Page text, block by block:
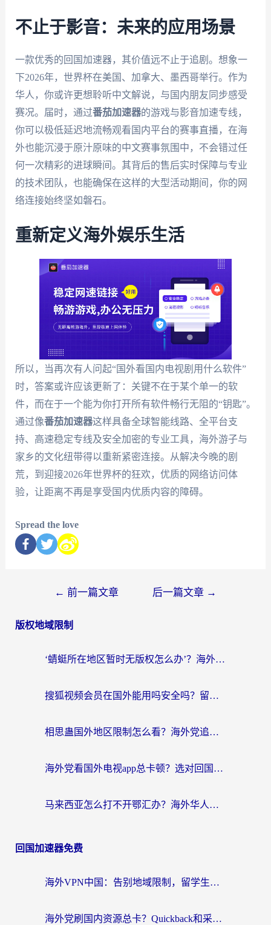
不止于影音：未来的应用场景
一款优秀的回国加速器，其价值远不止于追剧。想象一
下2026年，世界杯在美国、加拿大、墨西哥举行。作为
华人，你或许更想聆听中文解说，与国内朋友同步感受
赛况。届时，通过番茄加速器的游戏与影音加速专线，
你可以极低延迟地流畅观看国内平台的赛事直播，在海
外也能沉浸于原汁原味的中文赛事氛围中，不会错过任
何一次精彩的进球瞬间。其背后的售后实时保障与专业
的技术团队，也能确保在这样的大型活动期间，你的网
络连接始终坚如磐石。
重新定义海外娱乐生活
所以，当再次有人问起“国外看国内电视剧用什么软件”
时，答案或许应该更新了：关键不在于某个单一的软
件，而在于一个能为你打开所有软件畅行无阻的“钥匙”。
通过像番茄加速器这样具备全球智能线路、全平台支
持、高速稳定专线及安全加密的专业工具，海外游子与
家乡的文化纽带得以重新紧密连接。从解决今晚的剧
荒，到迎接2026年世界杯的狂欢，优质的网络访问体
验，让距离不再是享受国内优质内容的障碍。
Spread the love
← 前一篇文章 后一篇文章 →
版权地域限制
‘蜻蜓所在地区暂时无版权怎么办’？海外党看国内内容、办国内事的实用指南
搜狐视频会员在国外能用吗安全吗？留学生亲测有效的回国观影解决方案
相思蛊国外地区限制怎么看？海外党追剧听歌的终极解决方案
海外党看国外电视app总卡顿？选对回国加速器，追剧购物两不误
马来西亚怎么打不开鄂汇办？海外华人必备的回国加速指南，解决追剧、办事、阅读难题
回国加速器免费
海外VPN中国：告别地域限制，留学生与华人如何轻松刷国内剧、玩国服？
海外党刷国内资源总卡？Quickback和采集蜂好用吗？这篇指南帮你避坑